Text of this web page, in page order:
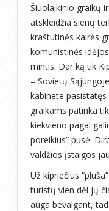
Šiuolaikinio graikų
atskleidžia sienų
kraštutinės kairės
komunistinės
mintis. Dar ką tik
– Sovietų
kabinete
graikams patinka
kiekvieno pagal
poreikius” pusė.
valdžios įstaigos
Už kipriečius
turistų vien dėl jų
auga bevalgant,